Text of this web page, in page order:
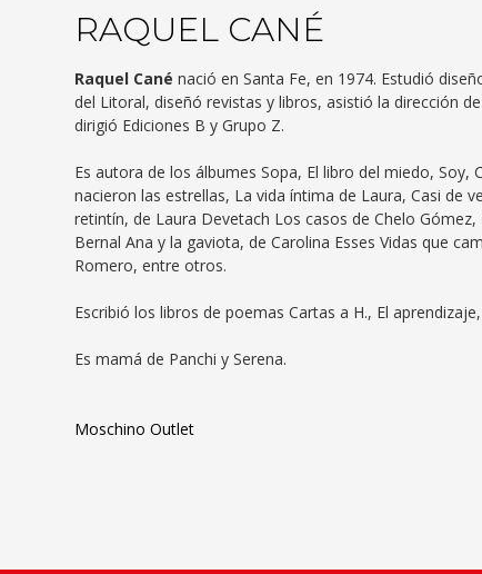
RAQUEL CANÉ
Raquel Cané nació en Santa Fe, en 1974. Estudió
del Litoral, diseñó revistas y libros, asistió la dirección
dirigió Ediciones B y Grupo Z.
Es autora de los álbumes Sopa, El libro del miedo, Soy,
nacieron las estrellas, La vida íntima de Laura, Casi de
retintín, de Laura Devetach Los casos de Chelo
Bernal Ana y la gaviota, de Carolina Esses Vidas que
Romero, entre otros.
Escribió los libros de poemas Cartas a H., El
Es mamá de Panchi y Serena.
Moschino Outlet